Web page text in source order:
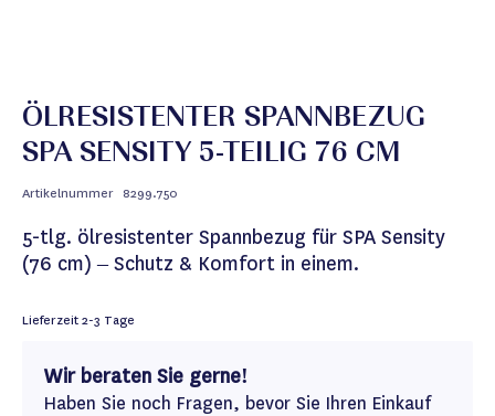
ÖLRESISTENTER SPANNBEZUG
SPA SENSITY 5-TEILIG 76 CM
Artikelnummer 8299.750
5-tlg. ölresistenter Spannbezug für SPA Sensity
(76 cm) – Schutz & Komfort in einem.
Lieferzeit2-3 Tage
Wir beraten Sie gerne!
Haben Sie noch Fragen, bevor Sie Ihren Einkauf